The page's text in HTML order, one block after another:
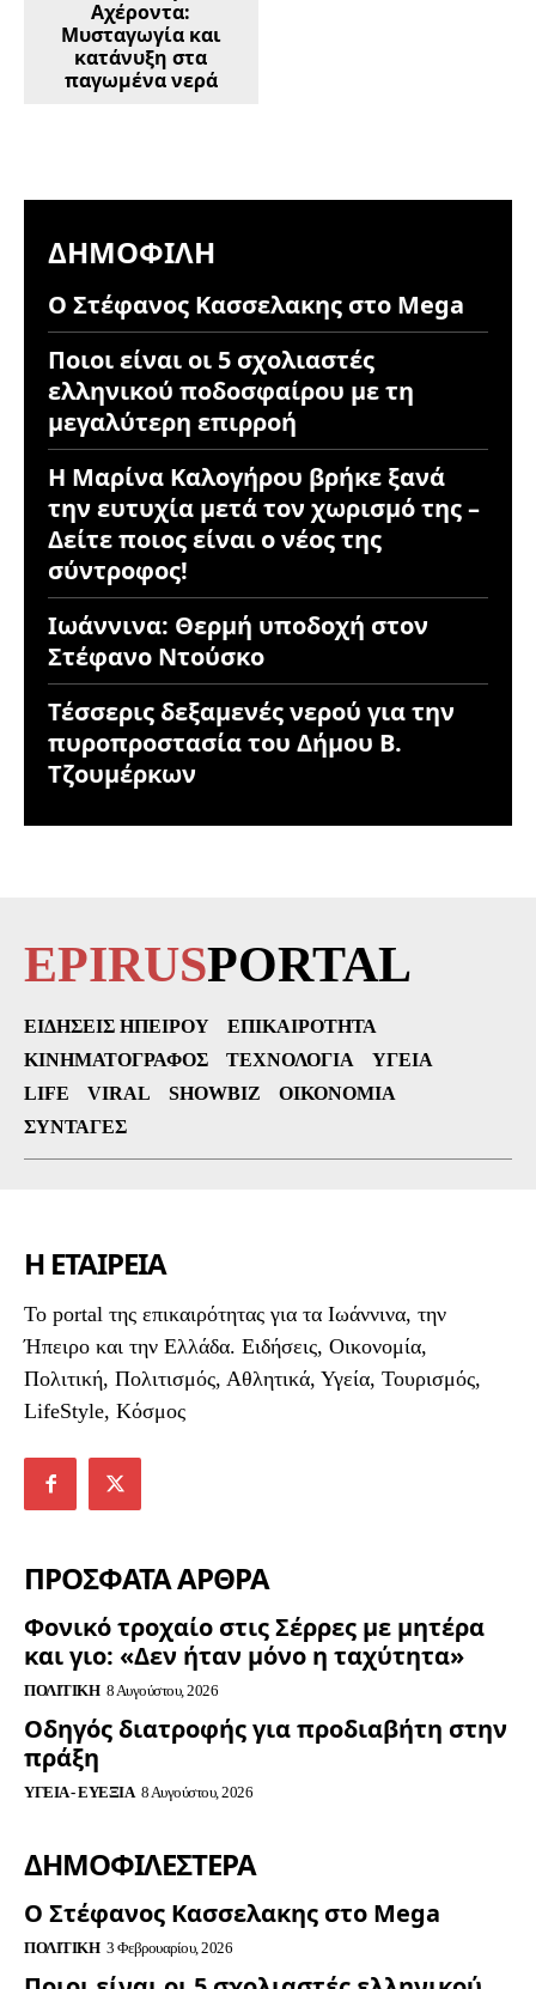
Αχέροντα:
Μυσταγωγία και
κατάνυξη στα
παγωμένα νερά
ΔΗΜΟΦΙΛΉ
Ο Στέφανος Κασσελακης στο Mega
Ποιοι είναι οι 5 σχολιαστές
ελληνικού ποδοσφαίρου με τη
μεγαλύτερη επιρροή
Η Μαρίνα Καλογήρου βρήκε ξανά
την ευτυχία μετά τον χωρισμό της –
Δείτε ποιος είναι ο νέος της
σύντροφος!
Ιωάννινα: Θερμή υποδοχή στον
Στέφανο Ντούσκο
Τέσσερις δεξαμενές νερού για την
πυροπροστασία του Δήμου Β.
Τζουμέρκων
EPIRUSPORTAL
ΕΙΔΉΣΕΙΣ ΗΠΕΊΡΟΥ
ΕΠΙΚΑΙΡΌΤΗΤΑ
ΚΙΝΗΜΑΤΟΓΡΆΦΟΣ
ΤΕΧΝΟΛΟΓΊΑ
ΥΓΕΊΑ
LIFE
VIRAL SHOWBIZ
ΟΙΚΟΝΟΜΊΑ
ΣΥΝΤΑΓΈΣ
Η ΕΤΑΙΡΕΙΑ
To portal της επικαιρότητας για τα Ιωάννινα, την
Ήπειρο και την Ελλάδα. Ειδήσεις, Οικονομία,
Πολιτική, Πολιτισμός, Αθλητικά, Υγεία, Τουρισμός,
LifeStyle, Κόσμος
ΠΡΟΣΦΑΤΑ ΑΡΘΡΑ
Φονικό τροχαίο στις Σέρρες με μητέρα
και γιο: «Δεν ήταν μόνο η ταχύτητα»
ΠΟΛΙΤΙΚΉ 8 Αυγούστου, 2026
Οδηγός διατροφής για προδιαβήτη στην
πράξη
ΥΓΕΊΑ - ΕΥΕΞΊΑ 8 Αυγούστου, 2026
ΔΗΜΟΦΙΛΈΣΤΕΡΑ
Ο Στέφανος Κασσελακης στο Mega
ΠΟΛΙΤΙΚΉ 3 Φεβρουαρίου, 2026